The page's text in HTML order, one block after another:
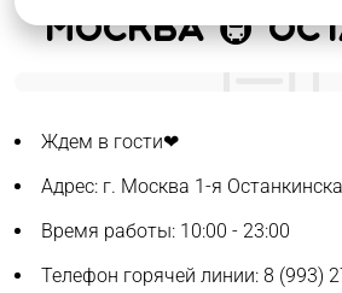
Москва 🚇
Ждем в гости❤
Адрес: г. Москва 1-я
Время работы: 10:00 - 23:00
Телефон горячей линии: 8 (993)